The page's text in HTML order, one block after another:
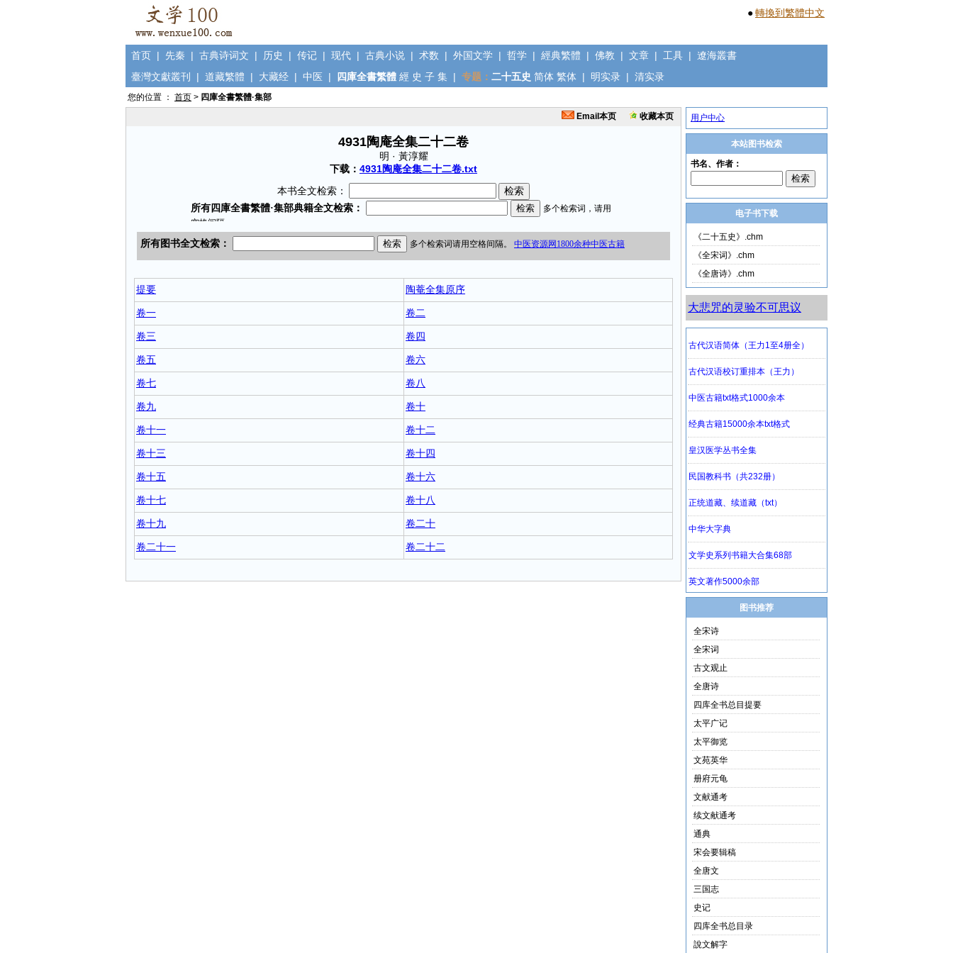
●轉換到繁體中文
首页 | 先秦 | 古典诗词文 | 历史 | 传记 | 现代 | 古典小说 | 术数 | 外国文学 | 哲学 | 經典繁體 | 佛教 | 文章 | 工具 | 遼海叢書
臺灣文獻叢刊
| 道藏繁體 | 大藏经 | 中医 | 四庫全書繁體 經 史 子 集 | 专题： 二十五史 简体 繁体 | 明实录 | 清实录
您的位置 ： 首页 > 四庫全書繁體·集部
Email本页
收藏本页
4931陶庵全集二十二卷
明 · 黃淳耀
下载： 4931陶庵全集二十二卷.txt
本书全文检索：
提要 陶菴全集原序
卷一 卷二
卷三 卷四
卷五 卷六
卷七 卷八
卷九 卷十
卷十一 卷十二
卷十三 卷十四
卷十五 卷十六
卷十七 卷十八
卷十九 卷二十
卷二十一 卷二十二
用户中心
本站图书检索
电子书下载
《二十五史》.chm
《全宋词》.chm
《全唐诗》.chm
大悲咒的灵验不可思议
图书推荐
全宋诗
全宋词
古文观止
全唐诗
四库全书总目提要
太平广记
太平御览
文苑英华
册府元龟
文献通考
续文献通考
通典
宋会要辑稿
全唐文
三国志
史记
四库全书总目录
說文解字